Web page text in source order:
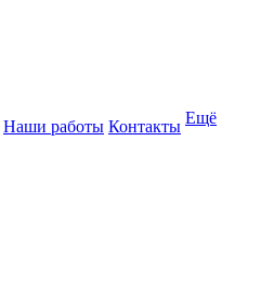
Наши работы Контакты Ещё